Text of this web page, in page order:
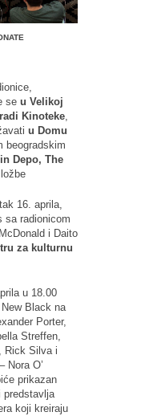
se u Velikoj
Kinoteke,
u Domu
beogradskim
Depo, The
16. aprila,
sa radionicom
i Daito
za kulturnu
u 18.00
Black na
Porter,
Streffen,
Rick Silva i
Nora O’
prikazan
predstavlja
koji kreiraju